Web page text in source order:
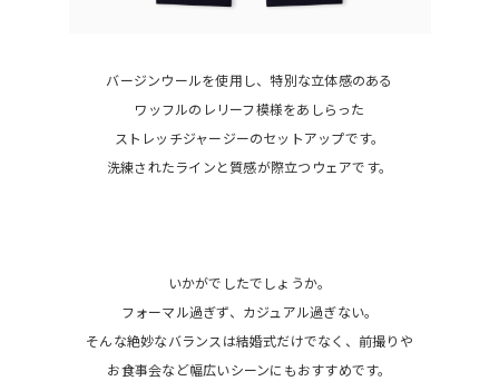
バージンウールを使用し、特別な立体感のある
ワッフルのレリーフ模様をあしらった
ストレッチジャージーのセットアップです。
洗練されたラインと質感が際立つウェアです。
いかがでしたでしょうか。
フォーマル過ぎず、カジュアル過ぎない。
そんな絶妙なバランスは結婚式だけでなく、前撮りや
お食事会など幅広いシーンにもおすすめです。